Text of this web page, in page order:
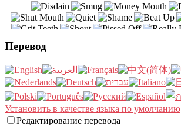
Перевод
Установить в качестве языка по умолчанию
Редактирование перевода